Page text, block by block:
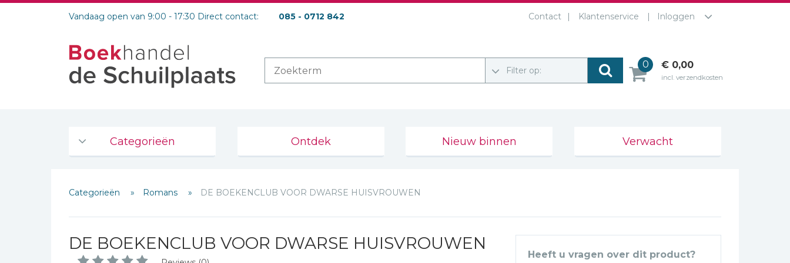
Vandaag open van 9:00 - 17:30 Direct contact: 085 - 0712 842 Contact Klantenservice Inloggen
Filter op:
0 € 0,00
incl. verzendkosten
Categorieën
De Bijbel
Bijbelse Dagboeken 2026
Bijbelstudie groepen
Ontdek Nieuw binnen Verwacht
Categorieën Romans DE BOEKENCLUB VOOR DWARSE HUISVROUWEN
DE BOEKENCLUB VOOR DWARSE HUISVROUWEN
Heeft u vragen over dit product?